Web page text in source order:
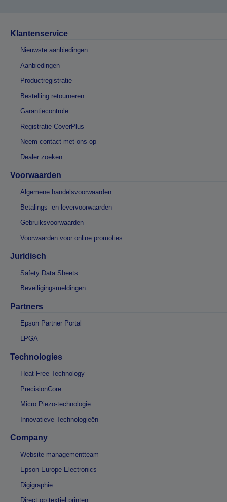
Klantenservice
Nieuwste aanbiedingen
Aanbiedingen
Productregistratie
Bestelling retourneren
Garantiecontrole
Registratie CoverPlus
Neem contact met ons op
Dealer zoeken
Voorwaarden
Algemene handelsvoorwaarden
Betalings- en levervoorwaarden
Gebruiksvoorwaarden
Voorwaarden voor online promoties
Juridisch
Safety Data Sheets
Beveiligingsmeldingen
Partners
Epson Partner Portal
LPGA
Technologies
Heat-Free Technology
PrecisionCore
Micro Piezo-technologie
Innovatieve Technologieën
Company
Website managementteam
Epson Europe Electronics
Digigraphie
Direct op textiel printen